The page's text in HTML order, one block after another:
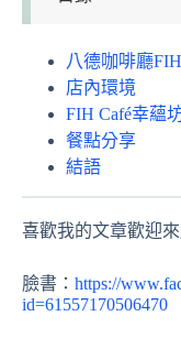
八德咖啡廳
店內環境
FIH Café幸蘊
餐點分享
結語
喜歡我的文章歡迎
臉書： https://
id=61557170506470